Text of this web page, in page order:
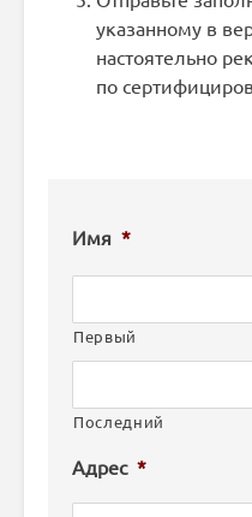
указанному в
настоятельно
по
Имя *
Первый
Последний
Адрес *